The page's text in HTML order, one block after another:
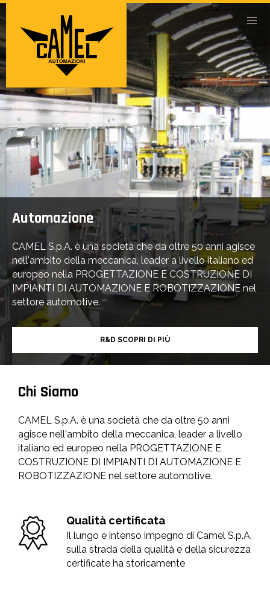
Automazione
CAMEL S.p.A. è una società che da oltre 50 anni agisce
nell'ambito della meccanica, leader a livello italiano ed
europeo nella PROGETTAZIONE E COSTRUZIONE DI
IMPIANTI DI AUTOMAZIONE E ROBOTIZZAZIONE nel
settore automotive.
R&D SCOPRI DI PIÙ
Chi Siamo
CAMEL S.p.A. è una società che da oltre 50 anni
agisce nell'ambito della meccanica, leader a livello
italiano ed europeo nella PROGETTAZIONE E
COSTRUZIONE DI IMPIANTI DI AUTOMAZIONE E
ROBOTIZZAZIONE nel settore automotive.
Qualità certificata
Il lungo e intenso impegno di Camel S.p.A.
sulla strada della qualità e della sicurezza
certificate ha storicamente